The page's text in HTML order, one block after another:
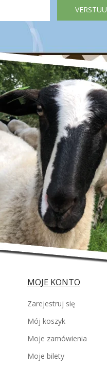
MOJE KONTO
Zarejestruj się
Mój koszyk
Moje zamówienia
Moje bilety